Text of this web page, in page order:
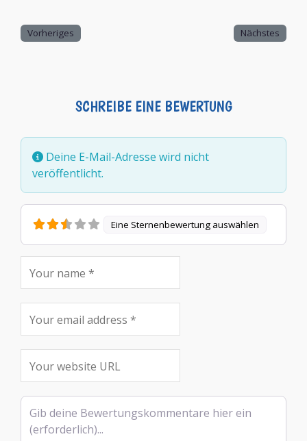
Vorheriges Nächstes
SCHREIBE EINE BEWERTUNG
Deine E-Mail-Adresse wird nicht
veröffentlicht.
Eine Sternenbewertung auswählen
Rezensionstext